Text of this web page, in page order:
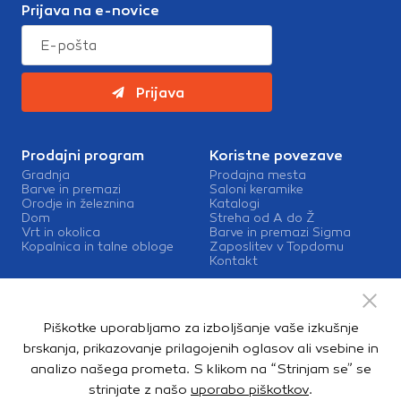
Prijava na e-novice
Prijava
Prodajni program
Gradnja
Barve in premazi
Orodje in železnina
Dom
Vrt in okolica
Kopalnica in talne obloge
Koristne povezave
Prodajna mesta
Saloni keramike
Katalogi
Streha od A do Ž
Barve in premazi Sigma
Zaposlitev v Topdomu
Kontakt
Mešalnice barv
Dostava
Piškotke uporabljamo za izboljšanje vaše izkušnje
brskanja, prikazovanje prilagojenih oglasov ali vsebine in
analizo našega prometa. S klikom na “Strinjam se” se
strinjate z našo uporabo piškotkov.